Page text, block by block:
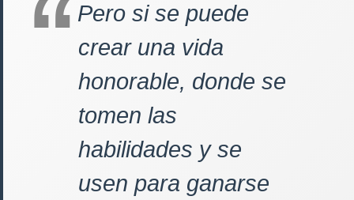
Pero si se puede
crear una vida
honorable, donde se
tomen las
habilidades y se
usen para ganarse